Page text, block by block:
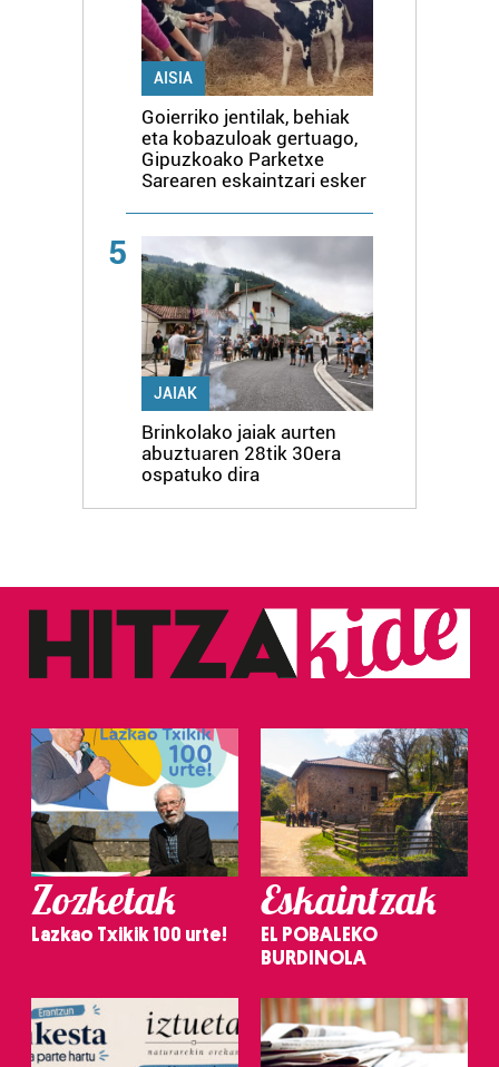
AISIA
Goierriko jentilak, behiak
eta kobazuloak gertuago,
Gipuzkoako Parketxe
Sarearen eskaintzari esker
5
JAIAK
Brinkolako jaiak aurten
abuztuaren 28tik 30era
ospatuko dira
Zozketak
Lazkao Txikik 100 urte!
Eskaintzak
EL POBALEKO
BURDINOLA